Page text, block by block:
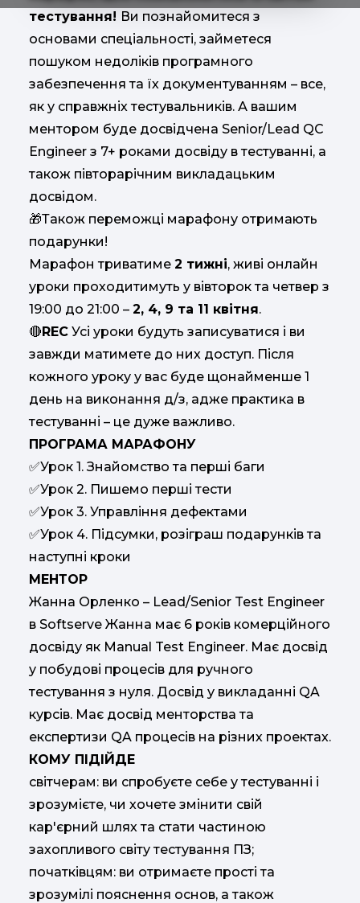
тестування! Ви познайомитеся з
основами спеціальності, займетеся
пошуком недоліків програмного
забезпечення та їх документуванням – все,
як у справжніх тестувальників. А вашим
ментором буде досвідчена Senior/Lead QC
Engineer з 7+ роками досвіду в тестуванні, а
також півторарічним викладацьким
досвідом.
🎁Також переможці марафону отримають
подарунки!
Марафон триватиме 2 тижні, живі онлайн
уроки проходитимуть у вівторок та четвер з
19:00 до 21:00 – 2, 4, 9 та 11 квітня.
🔴REC Усі уроки будуть записуватися і ви
завжди матимете до них доступ. Після
кожного уроку у вас буде щонайменше 1
день на виконання д/з, адже практика в
тестуванні – це дуже важливо.
ПРОГРАМА МАРАФОНУ
✅Урок 1. Знайомство та перші баги
✅Урок 2. Пишемо перші тести
✅Урок 3. Управління дефектами
✅Урок 4. Підсумки, розіграш подарунків та
наступні кроки
МЕНТОР
Жанна Орленко – Lead/Senior Test Engineer
в Softserve Жанна має 6 років комерційного
досвіду як Manual Test Engineer. Має досвід
у побудові процесів для ручного
тестування з нуля. Досвід у викладанні QA
курсів. Має досвід менторства та
експертизи QA процесів на різних проектах.
КОМУ ПІДІЙДЕ
світчерам: ви спробуєте себе у тестуванні і
зрозумієте, чи хочете змінити свій
кар'єрний шлях та стати частиною
захопливого світу тестування ПЗ;
початківцям: ви отримаєте прості та
зрозумілі пояснення основ, а також